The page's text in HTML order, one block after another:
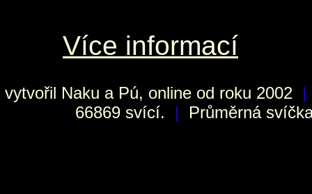
Více informací
vytvořil Naku a Pú, online od roku 2002 |
66869 svící.
| Průměrná